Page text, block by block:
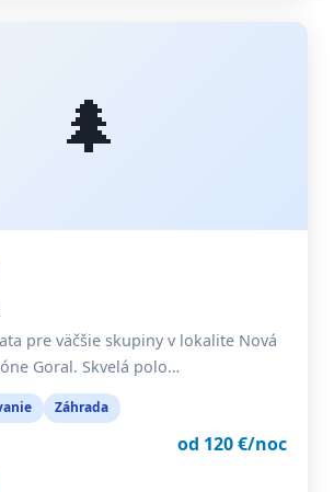
🌲
pre väčšie skupiny v lokalite Nová
Goral. Skvelá polo…
Záhrada
od 120 €/noc